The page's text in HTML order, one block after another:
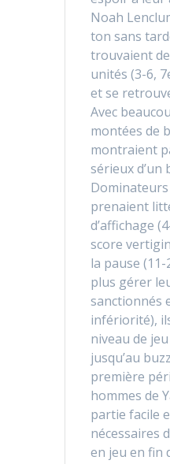
Noah
ton sans
trouvaient
unités (3-6,
et se
Avec
montées de
montraient
sérieux d’un
Dominateurs
prenaient
d’affichage
score
la pause
plus gérer
sanctionnés
infériorité),
niveau de
jusqu’au
première
hommes de
partie facile
nécessaires
en jeu en fin